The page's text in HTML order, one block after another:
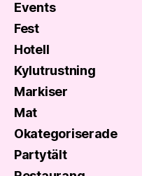
Events
Fest
Hotell
Kylutrustning
Markiser
Mat
Okategoriserade
Partytält